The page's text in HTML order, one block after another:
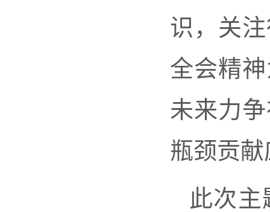
识，关
全会精
未来力
瓶颈贡
此次